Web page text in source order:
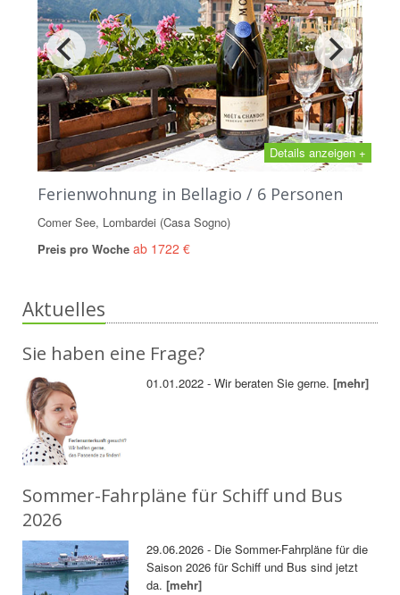
Details anzeigen +
Ferienwohnung in Bellagio / 6 Personen
Comer See, Lombardei (Casa Sogno)
Preis pro Woche ab 1722 €
Aktuelles
Sie haben eine Frage?
01.01.2022 - Wir beraten Sie gerne.[mehr]
Sommer-Fahrpläne für Schiff und Bus
2026
29.06.2026 - Die Sommer-Fahrpläne für die
Saison 2026 für Schiff und Bus sind jetzt
da.[mehr]